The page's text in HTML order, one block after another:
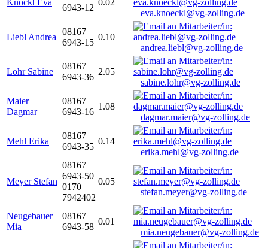
Knöckl Eva
6943-12
0.02
eva.knoeckl@vg-zolling.de
Liebl Andrea
08167
6943-15
0.10
andrea.liebl@vg-zolling.de
Lohr Sabine
08167
6943-36
2.05
sabine.lohr@vg-zolling.de
Maier
Dagmar
08167
6943-16
1.08
dagmar.maier@vg-zolling.de
Mehl Erika
08167
6943-35
0.14
erika.mehl@vg-zolling.de
Meyer Stefan
08167
6943-50
0170
7942402
0.05
stefan.meyer@vg-zolling.de
Neugebauer
Mia
08167
6943-58
0.01
mia.neugebauer@vg-zolling.de